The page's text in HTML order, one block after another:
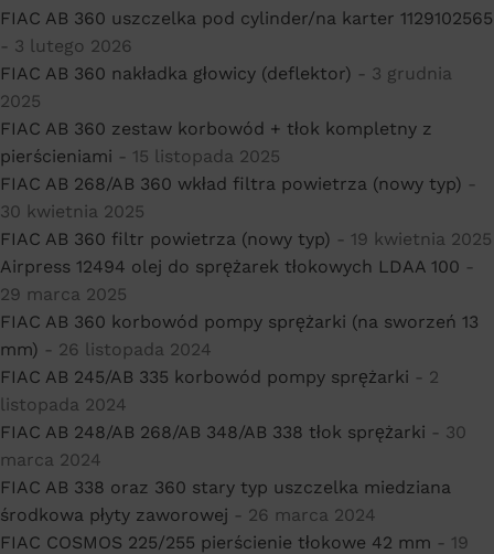
FIAC AB 360 uszczelka pod cylinder/na karter 1129102565
- 3 lutego 2026
FIAC AB 360 nakładka głowicy (deflektor) - 3 grudnia
2025
FIAC AB 360 zestaw korbowód + tłok kompletny z
pierścieniami - 15 listopada 2025
FIAC AB 268/AB 360 wkład filtra powietrza (nowy typ) -
30 kwietnia 2025
FIAC AB 360 filtr powietrza (nowy typ) - 19 kwietnia 2025
Airpress 12494 olej do sprężarek tłokowych LDAA 100 -
29 marca 2025
FIAC AB 360 korbowód pompy sprężarki (na sworzeń 13
mm) - 26 listopada 2024
FIAC AB 245/AB 335 korbowód pompy sprężarki - 2
listopada 2024
FIAC AB 248/AB 268/AB 348/AB 338 tłok sprężarki - 30
marca 2024
FIAC AB 338 oraz 360 stary typ uszczelka miedziana
środkowa płyty zaworowej - 26 marca 2024
FIAC COSMOS 225/255 pierścienie tłokowe 42 mm - 19